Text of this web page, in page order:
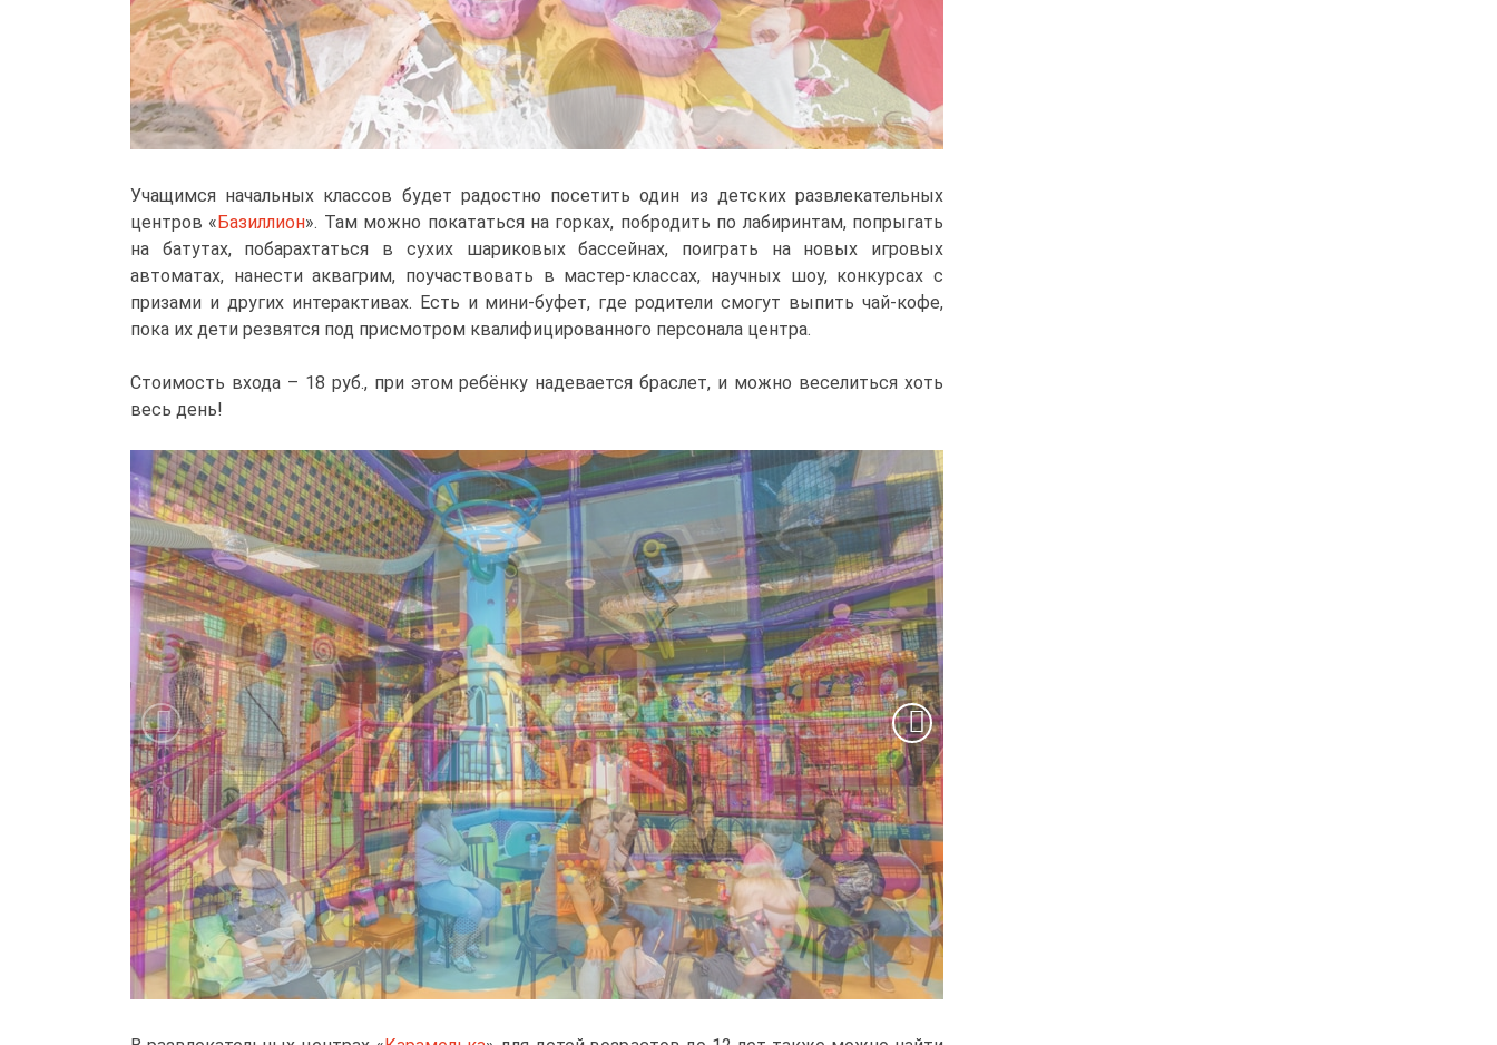
Учащимся начальных классов будет радостно посетить один из детских развлекательных
центров «Базиллион». Там можно покататься на горках, побродить по лабиринтам, попрыгать
на батутах, побарахтаться в сухих шариковых бассейнах, поиграть на новых игровых
автоматах, нанести аквагрим, поучаствовать в мастер-классах, научных шоу, конкурсах с
призами и других интерактивах. Есть и мини-буфет, где родители смогут выпить чай-кофе,
пока их дети резвятся под присмотром квалифицированного персонала центра.
Стоимость входа – 18 руб., при этом ребёнку надевается браслет, и можно веселиться хоть
весь день!